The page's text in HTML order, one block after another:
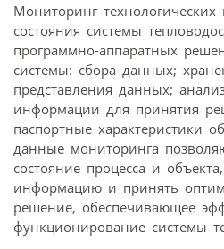
Мониторинг технологических
состояния системы
программно-аппаратных
системы: сбора данных;
представления данных;
информации для принятия
паспортные характеристики
данные мониторинга
состояние процесса и
информацию и принять
решение, обеспечивающее
функционирование системы